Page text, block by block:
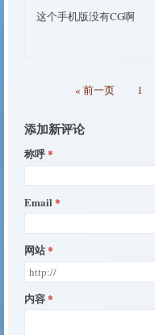
这个手机版没有CG啊
« 前一页 1
添加新评论
称呼
Email
网站
内容